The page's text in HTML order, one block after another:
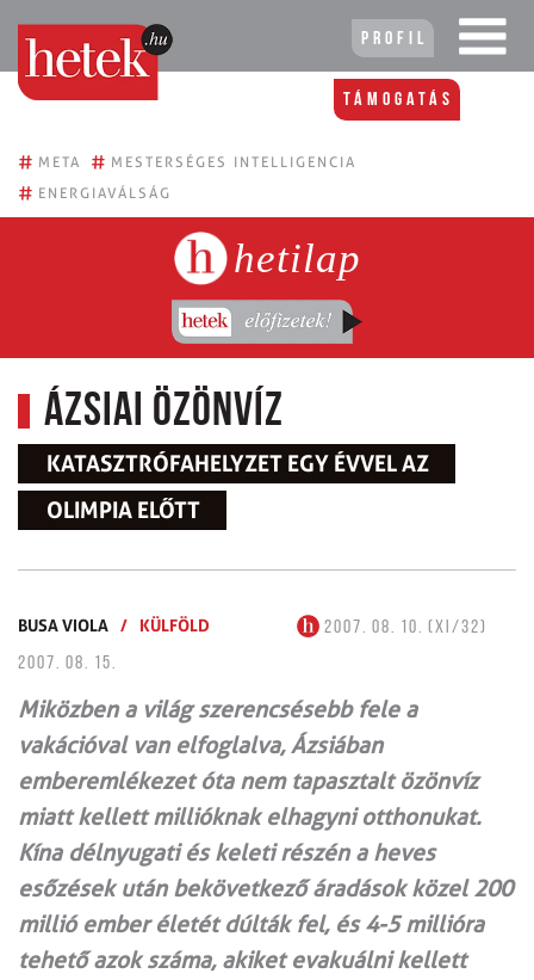
Profil
Támogatás
# META # MESTERSÉGES INTELLIGENCIA
# ENERGIAVÁLSÁG
hetilap
Ázsiai özönvíz
KATASZTRÓFAHELYZET EGY ÉVVEL AZ
OLIMPIA ELŐTT
BUSA VIOLA / KÜLFÖLD
2007. 08. 10. (XI/32)
2007. 08. 15.
Miközben a világ szerencsésebb fele a
vakációval van elfoglalva, Ázsiában
emberemlékezet óta nem tapasztalt özönvíz
miatt kellett millióknak elhagyni otthonukat.
Kína délnyugati és keleti részén a heves
esőzések után bekövetkező áradások közel 200
millió ember életét dúlták fel, és 4-5 millióra
tehető azok száma, akiket evakuálni kellett